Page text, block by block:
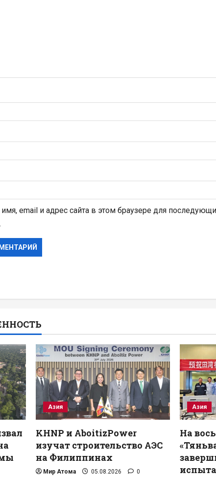
email и адрес сайта в этом браузере для
Азия
KHNP и AboitizPower
изучат строительство АЭС
на Филиппинах
Мир Атома 05.08.2026 0
Азия
На